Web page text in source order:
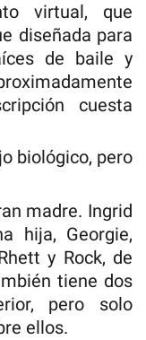
virtual, que
diseñada para
de baile y
cuesta
biológico, pero
madre. Ingrid
hija, Georgie,
y Rock, de
tiene dos
pero solo
ellos.